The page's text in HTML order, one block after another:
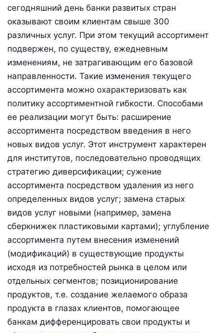
сегодняшний день банки развитых стран
оказывают своим клиентам свыше 300
различных услуг. При этом текущий ассортимент
подвержен, по существу, ежедневным
изменениям, не затрагивающим его базовой
направленности. Такие изменения текущего
ассортимента можно охарактеризовать как
политику ассортиментной гибкости. Способами
ее реализации могут быть: расширение
ассортимента посредством введения в него
новых видов услуг. Этот инструмент характерен
для институтов, последовательно проводящих
стратегию диверсификации; сужение
ассортимента посредством удаления из него
определенных видов услуг; замена старых
видов услуг новыми (например, замена
сберкнижек пластиковыми картами); углубление
ассортимента путем внесения изменений
(модификаций) в существующие продукты
исходя из потребностей рынка в целом или
отдельных сегментов; позиционирование
продуктов, т.е. создание желаемого образа
продукта в глазах клиентов, помогающее
банкам дифференцировать свои продукты и